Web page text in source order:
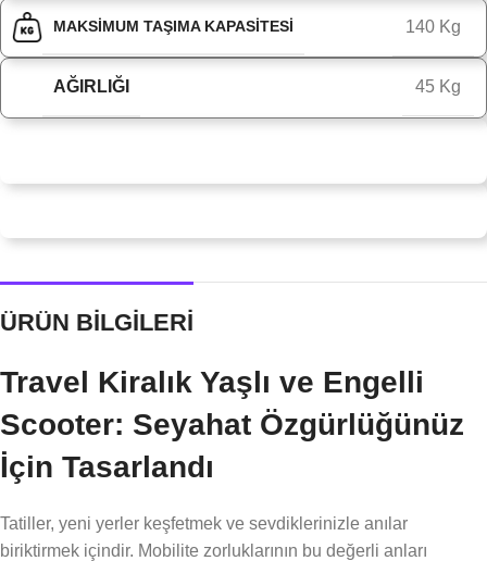
MAKSIMUM TAŞIMA KAPASITESI 140 Kg
AĞIRLIĞI 45 Kg
ÜRÜN BİLGİLERİ
Travel Kiralık Yaşlı ve Engelli
Scooter: Seyahat Özgürlüğünüz
İçin Tasarlandı
Tatiller, yeni yerler keşfetmek ve sevdiklerinizle anılar
biriktirmek içindir. Mobilite zorluklarının bu değerli anları